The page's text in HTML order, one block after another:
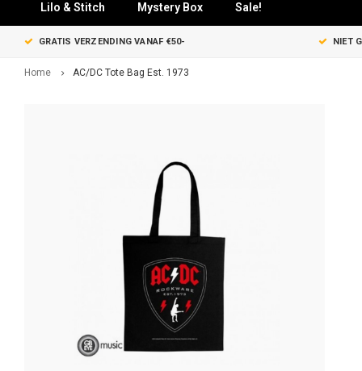
Lilo & Stitch Mystery Box Sale!
GRATIS VERZENDING VANAF €50- NIET
Home AC/DC Tote Bag Est. 1973